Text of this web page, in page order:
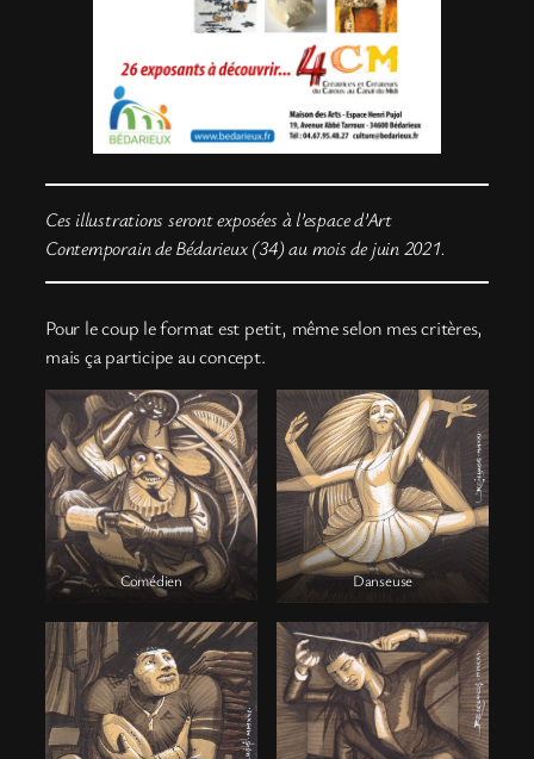
Ces illustrations seront exposées à l’espace d’Art
Contemporain de Bédarieux (34) au mois de juin 2021.
Pour le coup le format est petit, même selon mes critères,
mais ça participe au concept.
Comédien Danseuse